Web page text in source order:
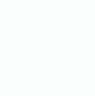
sikre sig,